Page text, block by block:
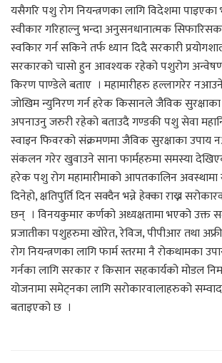
यसैगरि पशु रोग नियन्त्रणका लागि विदेशमा
स्वीकार गरिहाल्नु भन्दा अनुसनधानात्मक
स्वकिार गर्न सकिने तर्फ ध्यान दिदै सरकारी
सरकारको चासो हुन आवश्यक रहेको पशुरोग अन्वेषण
किरण पाण्डेले बताए । महामारीहरु हल्लागरेर
जोखिम न्युनिरण गर्न हरेक किसानले जैविक सुरक्षाका
अपनाउनु जरुरी रहेको बताउदै गण्डकी पशु सेवा
स्वाइन फिवरको संक्रमणमा जैविक सुरक्षाका उपाय
संकलन गरेर खुवाउने साना फार्महरुमा समस्या
हरेक पशु रोग महामारीमाको आपतकालिन अवस्थामा
दिनेहो, क्षतिपुर्ति दिन सक्दैन भन्ने हेक्का राख्न
छन् । विनयकुमार कर्णको अध्यक्षतामा भएको उक्त
प्रजातीका पशुहरुमा खोरेत, रेविज, पीपीआर तथा
रोग नियन्त्रणका लागि फार्म स्तरमा नै रोकथामका
गर्नका लागि सरकार र किसान सहकार्यको मोडल
योजनामा समेट्नका लागि सरोकारवालाहरुको
बताइएको छ ।